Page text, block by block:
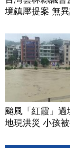
境鎮壓提案 無
颱風「紅霞」過
地現洪災 小孩